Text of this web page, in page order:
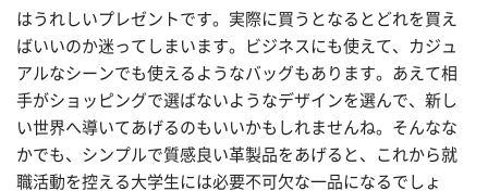
はうれしいプレゼントです。実際に買うとなるとどれを買え
ばいいのか迷ってしまいます。ビジネスにも使えて、カジュ
アルなシーンでも使えるようなバッグもあります。あえて相
手がショッピングで選ばないようなデザインを選んで、新し
い世界へ導いてあげるのもいいかもしれませんね。そんなな
かでも、シンプルで質感良い革製品をあげると、これから就
職活動を控える大学生には必要不可欠な一品になるでしょ